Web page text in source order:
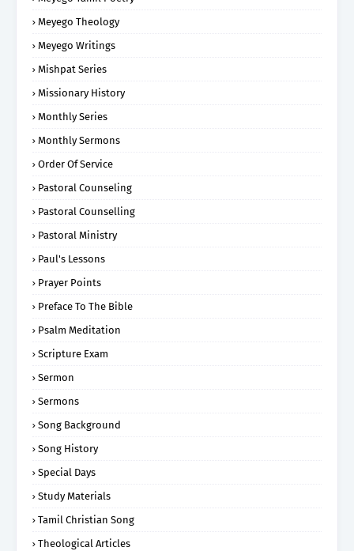
Meyego Theology
Meyego Writings
Mishpat Series
Missionary History
Monthly Series
Monthly Sermons
Order Of Service
Pastoral Counseling
Pastoral Counselling
Pastoral Ministry
Paul's Lessons
Prayer Points
Preface To The Bible
Psalm Meditation
Scripture Exam
Sermon
Sermons
Song Background
Song History
Special Days
Study Materials
Tamil Christian Song
Theological Articles